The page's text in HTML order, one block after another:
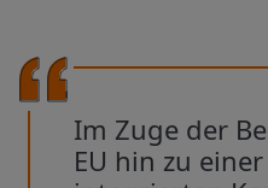
Im Zuge der
EU hin zu